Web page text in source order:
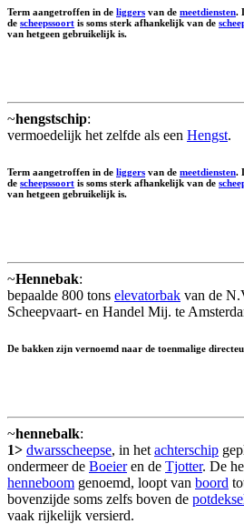
Term aangetroffen in de liggers van de meetdiensten.
de scheepssoort is soms sterk afhankelijk van de
van hetgeen gebruikelijk is.
~hengstschip:
vermoedelijk het zelfde als een Hengst.
Term aangetroffen in de liggers van de meetdiensten.
de scheepssoort is soms sterk afhankelijk van de
van hetgeen gebruikelijk is.
~Hennebak:
bepaalde 800 tons elevatorbak van de
Scheepvaart- en Handel Mij. te
De bakken zijn vernoemd naar de toenmalige
~hennebalk:
1> dwarsscheepse, in het achterschip
ondermeer de Boeieren de Tjotter. De
henneboom genoemd, loopt van boord
bovenzijde soms zelfs boven de
vaak rijkelijk versierd.